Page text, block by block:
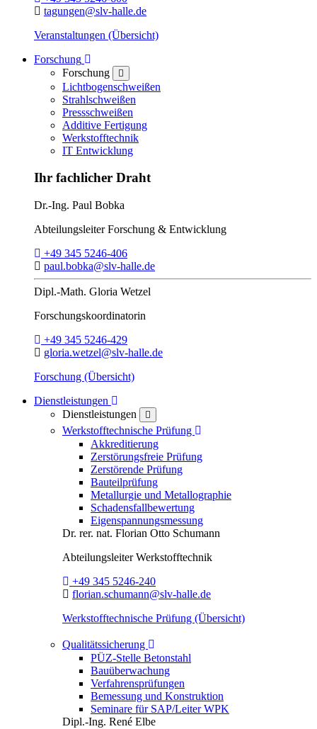
E-Mail:
tagungen@slv-halle.de
Veranstaltungen (Übersicht)
Forschung
Forschung
Lichtbogenschweißen
Strahlschweißen
Pressschweißen
Additive Fertigung
Werkstofftechnik
IT Entwicklung
Ihr fachlicher Draht
Dr.-Ing. Paul Bobka
AbteilungsleiterForschung & Entwicklung
Telefon:
+49 345 5246-406
E-Mail:
paul.bobka@slv-halle.de
Dipl.-Math. Gloria Wetzel
Forschungs­koordinatorin
Telefon:
+49 345 5246-429
E-Mail:
gloria.wetzel@slv-halle.de
Forschung (Übersicht)
Dienstleistungen
Dienstleistungen
Werkstofftechnische Prüfung Toggle Dropdown
Akkreditierung
Zerstörungsfreie Prüfung
Zerstörende Prüfung
Bauteilprüfung
Metallurgie und Metallographie
Schadensfallbewertung
Eigenspannungsmessung
Dr. rer. nat. Florian Otto Schumann
AbteilungsleiterWerkstofftechnik
Telefon:
+49 345 5246-240
E-Mail:
florian.schumann@slv-halle.de
Werkstofftechnische Prüfung (Übersicht)
Qualitätssicherung Toggle Dropdown
PÜZ-Stelle Betonstahl
Bauüberwachung
Verfahrensprüfungen
Bemessung und Konstruktion
Seminare für SAP/Leiter WPK
Dipl.-Ing. René Elbe